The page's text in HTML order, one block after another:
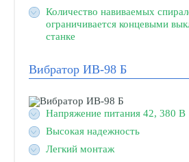
Количество навиваемых
ограничивается концевыми
станке
Вибратор ИВ-98 Б
Напряжение питания 42, 380 В
Высокая надежность
Легкий монтаж